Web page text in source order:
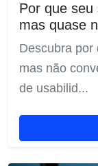
Por que seu
mas quase
Descubra por
mas não
de usabilid...